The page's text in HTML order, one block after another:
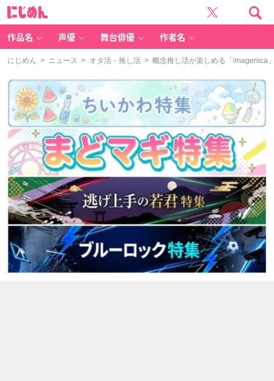
作品名 声優 舞台俳優 作者名
にじめん > ニュース > オタ活・推し活 > 概念推し活が楽しめる「imagenica